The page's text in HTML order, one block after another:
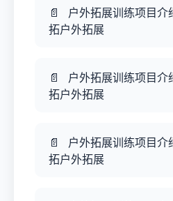
户外拓展训练项目介
拓户外拓展
户外拓展训练项目介
拓户外拓展
户外拓展训练项目介
拓户外拓展